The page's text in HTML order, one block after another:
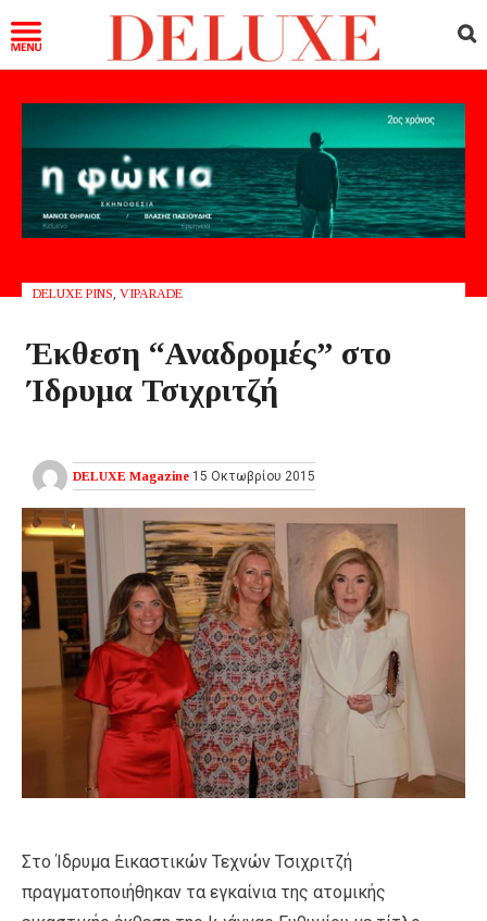
DELUXE PINS VIPARADE
Έκθεση “Αναδρομές” στο
Ίδρυμα Τσιχριτζή
DELUXE Magazine 15 Οκτωβρίου 2015
Στο Ίδρυμα Εικαστικών Τεχνών Τσιχριτζή
πραγματοποιήθηκαν τα εγκαίνια της ατομικής